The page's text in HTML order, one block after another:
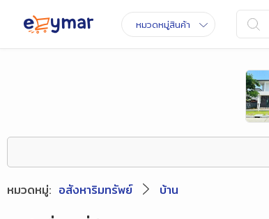
หมวดหมู่สินค้า
หมวดหมู่: อสังหาริมทรัพย์ บ้าน